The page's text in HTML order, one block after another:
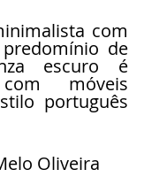
com
de
escuro é
móveis
português
Oliveira